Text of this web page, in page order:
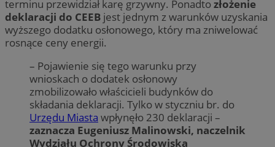
terminu przewidział karę grzywny. Ponadtozłożenie
deklaracji do CEEB jest jednym z warunków uzyskania
wyższego dodatku osłonowego, który ma zniwelować
rosnące ceny energii.
– Pojawienie się tego warunku przy
wnioskach o dodatek osłonowy
zmobilizowało właścicieli budynków do
składania deklaracji. Tylko w styczniu br. do
Urzędu Miasta wpłynęło 230 deklaracji –
zaznacza Eugeniusz Malinowski, naczelnik
Wydziału Ochrony Środowiska